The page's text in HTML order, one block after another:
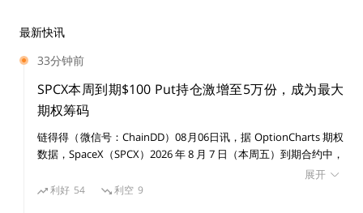
最新快讯
33分钟前
SPCX本周到期$100 Put持仓激增至5万份，成为最大
期权筹码
链得得（微信号：ChainDD）08月06日讯，据 OptionCharts 期权
数据，SpaceX（SPCX）2026 年 8 月 7 日（本周五）到期合约中，
100 美元行权价 Put 期权未平仓合约升至 50,158 份，占据当前期
权持仓最高水平之一。 截至目前，SPCX 100 美元价位 Call 未平仓
展开
利好 54 利空 9